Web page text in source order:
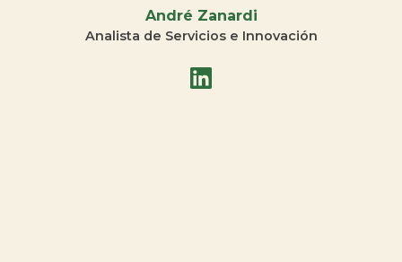
André Zanardi
Analista de Servicios e Innovación